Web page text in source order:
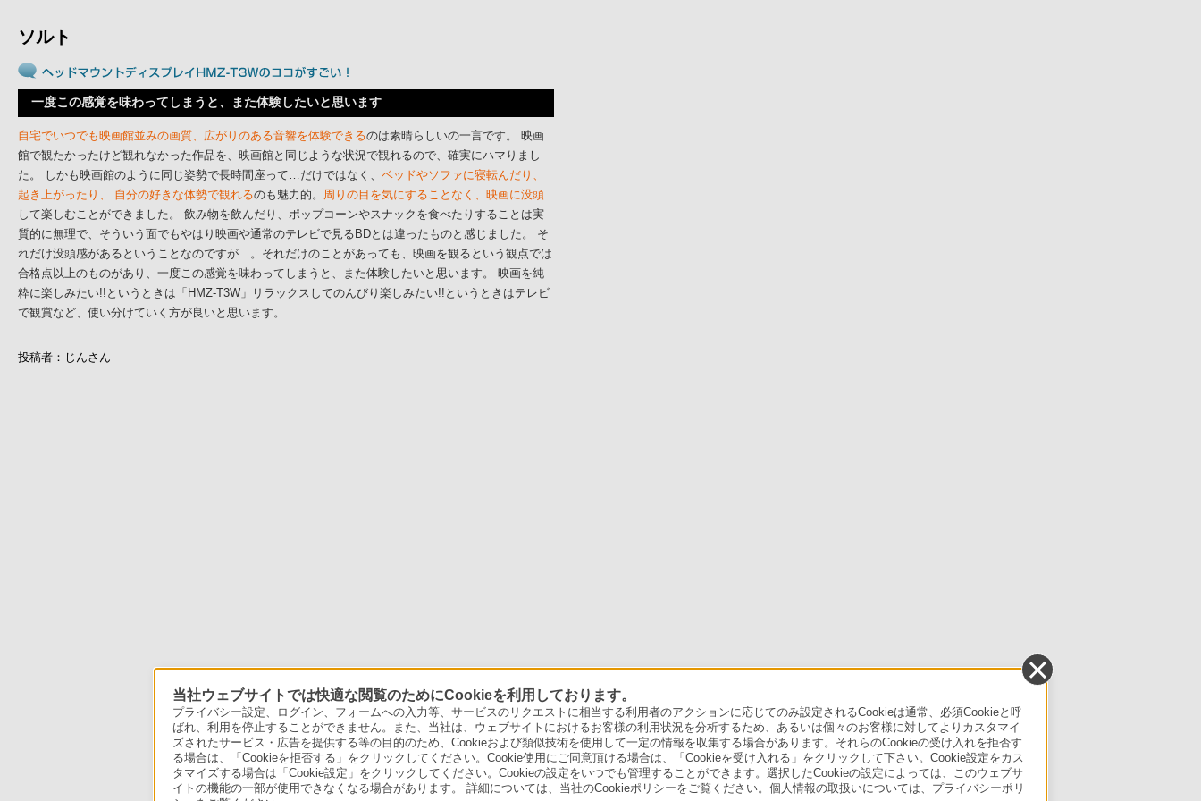
ソルト
一度この感覚を味わってしまうと、また体験したいと思います
自宅でいつでも映画館並みの画質、広がりのある音響を体験できるのは素晴らしいの一言です。 映画
館で観たかったけど観れなかった作品を、映画館と同じような状況で観れるので、確実にハマりまし
た。 しかも映画館のように同じ姿勢で長時間座って…だけではなく、 ベッドやソファに寝転んだり、
起き上がったり、 自分の好きな体勢で観れるのも魅力的。 周りの目を気にすることなく、映画に没頭
して楽しむことができました。 飲み物を飲んだり、ポップコーンやスナックを食べたりすることは実
質的に無理で、そういう面でもやはり映画や通常のテレビで見るBDとは違ったものと感じました。 そ
れだけ没頭感があるということなのですが…。それだけのことがあっても、映画を観るという観点では
合格点以上のものがあり、一度この感覚を味わってしまうと、また体験したいと思います。 映画を純
粋に楽しみたい!!というときは「HMZ-T3W」リラックスしてのんびり楽しみたい!!というときはテレビ
で観賞など、使い分けていく方が良いと思います。
投稿者：じんさん
当社ウェブサイトでは快適な閲覧のためにCookieを利用しております。
プライバシー設定、ログイン、フォームへの入力等、サービスのリクエストに相当する利用者のアクションに応じてのみ設定されるCookieは通常、必須Cookieと呼
ばれ、利用を停止することができません。また、当社は、ウェブサイトにおけるお客様の利用状況を分析するため、あるいは個々のお客様に対してよりカスタマイ
ズされたサービス・広告を提供する等の目的のため、Cookieおよび類似技術を使用して一定の情報を収集する場合があります。それらのCookieの受け入れを拒否す
る場合は、「Cookieを拒否する」をクリックしてください。Cookie使用にご同意頂ける場合は、「Cookieを受け入れる」をクリックして下さい。Cookie設定をカス
タマイズする場合は「Cookie設定」をクリックしてください。Cookieの設定をいつでも管理することができます。選択したCookieの設定によっては、このウェブサ
イトの機能の一部が使用できなくなる場合があります。 詳細については、当社のCookieポリシーをご覧ください。個人情報の取扱いについては、プライバシーポリ